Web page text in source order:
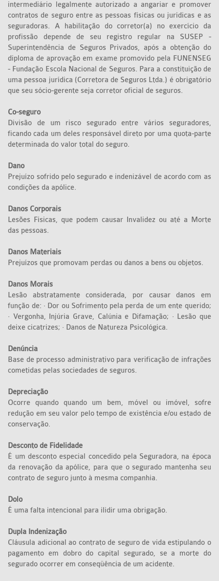
intermediário legalmente autorizado a angariar e promover
contratos de seguro entre as pessoas físicas ou jurídicas e as
seguradoras. A habilitação do corretor(a) no exercício da
profissão depende de seu registro regular na SUSEP -
Superintendência de Seguros Privados, após a obtenção do
diploma de aprovação em exame promovido pela FUNENSEG
- Fundação Escola Nacional de Seguros. Para a constituição de
uma pessoa jurídica (Corretora de Seguros Ltda.) é obrigatório
que seu sócio-gerente seja corretor oficial de seguros.
Co-seguro
Divisão de um risco segurado entre vários seguradores,
ficando cada um deles responsável direto por uma quota-parte
determinada do valor total do seguro.
Dano
Prejuízo sofrido pelo segurado e indenizável de acordo com as
condições da apólice.
Danos Corporais
Lesões Físicas, que podem causar Invalidez ou até a Morte
das pessoas.
Danos Materiais
Prejuízos que promovam perdas ou danos a bens ou objetos.
Danos Morais
Lesão abstratamente considerada, por causar danos em
função de: · Dor ou Sofrimento pela perda de um ente querido;
· Vergonha, Injúria Grave, Calúnia e Difamação; · Lesão que
deixe cicatrizes; · Danos de Natureza Psicológica.
Denúncia
Base de processo administrativo para verificação de infrações
cometidas pelas sociedades de seguros.
Depreciação
Ocorre quando quando um bem, móvel ou imóvel, sofre
redução em seu valor pelo tempo de existência e/ou estado de
conservação.
Desconto de Fidelidade
É um desconto especial concedido pela Seguradora, na época
da renovação da apólice, para que o segurado mantenha seu
contrato de seguro junto à mesma companhia.
Dolo
É uma falta intencional para ilidir uma obrigação.
Dupla Indenização
Cláusula adicional ao contrato de seguro de vida estipulando o
pagamento em dobro do capital segurado, se a morte do
segurado ocorrer em conseqüência de um acidente.